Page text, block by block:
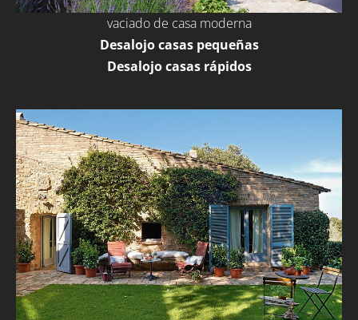
vaciado de casa moderna
Desalojo casas pequeñas
Desalojo casas rápidos